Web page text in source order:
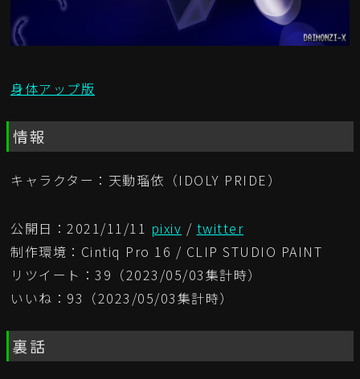
身体アップ版
情報
キャラクター：天動瑠依（IDOLY PRIDE）
公開日：2021/11/11 pixiv / twitter
制作環境：Cintiq Pro 16 / CLIP STUDIO PAINT
リツイート：39（2023/05/03集計時）
いいね：93（2023/05/03集計時）
裏話